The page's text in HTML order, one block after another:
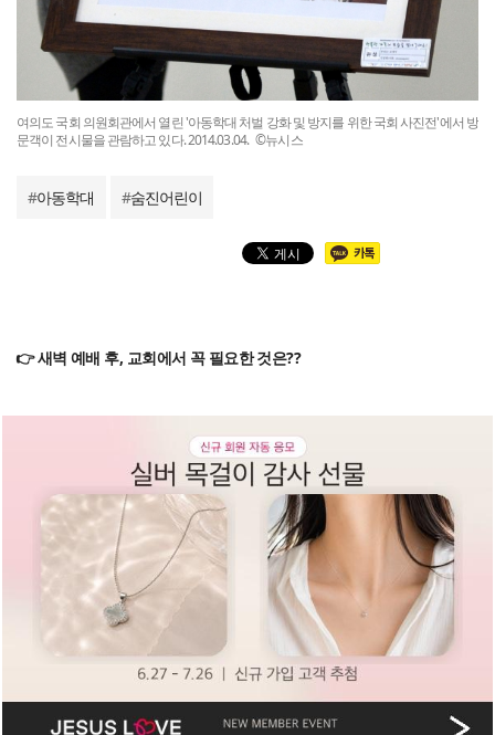
여의도 국회 의원회관에서 열린 '아동학대 처벌 강화 및 방지를 위한 국회 사진전'에서 방
문객이 전시물을 관람하고 있다. 2014.03.04. ©뉴시스
#아동학대 #숨진어린이
👉 새벽 예배 후, 교회에서 꼭 필요한 것은??